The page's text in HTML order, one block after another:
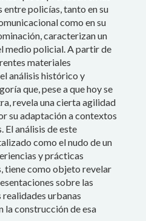
Search
for:
Durão, 2018.
template designed
and implemented
Vieira Reis.
was made with
from the project
Urban Imagination:
2014/199895)
policías, tanto en su
como en su
caracterizan un
medio policial. A partir de
materiales
análisis histórico y
que, pese a que hoy se
revela una cierta agilidad
su adaptación a contextos
análisis de este
como el nudo de un
y prácticas
tiene como objeto revelar
sobre las
urbanas
la construcción de esa